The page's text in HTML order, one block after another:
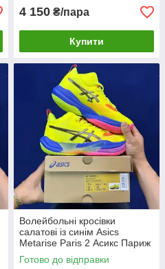
4 150 ₴/пара
Купити
Волейбольні кросівки
салатові із синім Asics
Metarise Paris 2 Асикс Париж
Yellow/Blue Eur36-47 чоловічі
жіночі
Готово до відправки